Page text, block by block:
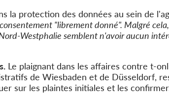
la protection des données au sein de
"librement donné". Malgré
Westphalie semblent n'avoir aucun
Le plaignant dans les affaires contre t-
de Wiesbaden et de Düsseldorf,
sur les plaintes initiales et les